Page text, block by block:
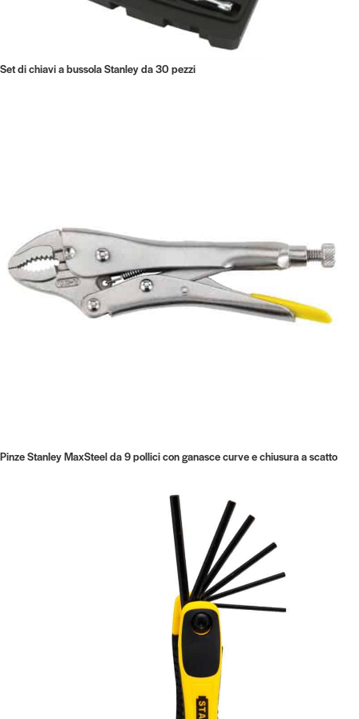
Set di chiavi a bussola Stanley da 30 pezzi
Pinze Stanley MaxSteel da 9 pollici con ganasce curve e chiusura a scatto